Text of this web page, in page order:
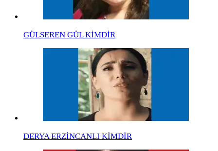
GÜLSEREN GÜL KİMDİR
DERYA ERZİNCANLI KİMDİR